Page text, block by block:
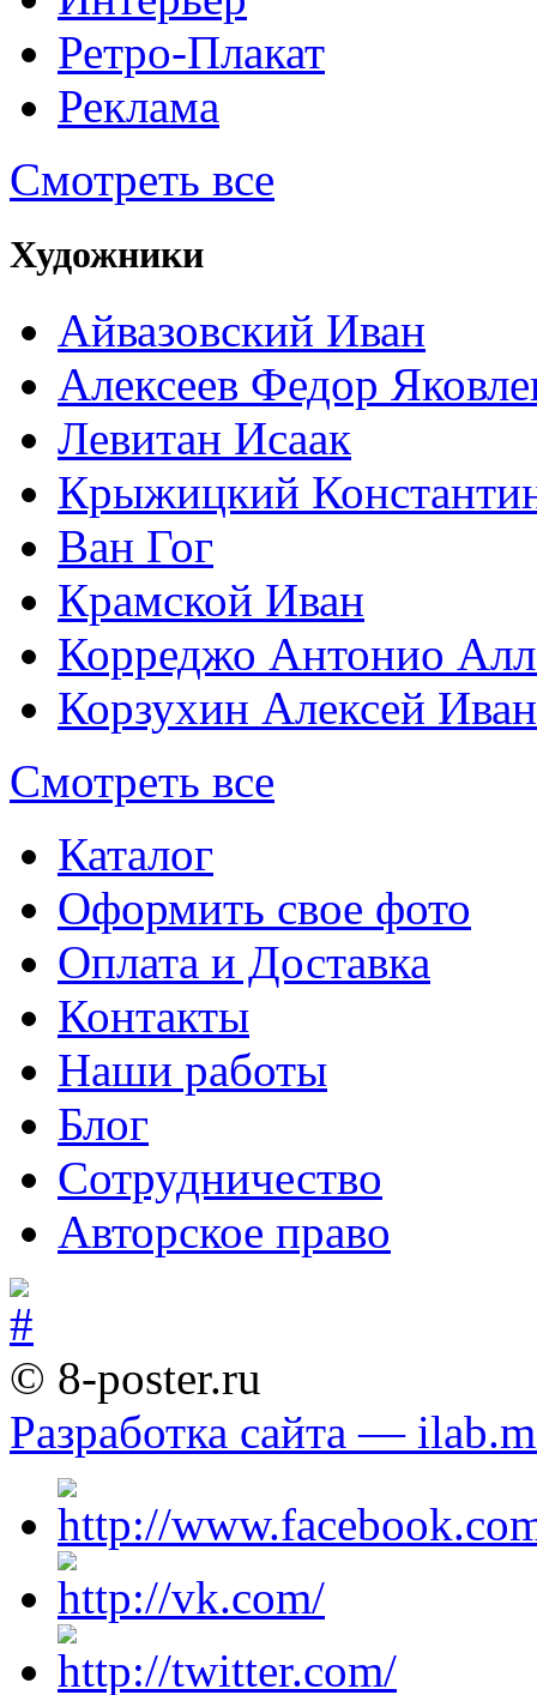
Ретро-Плакат
Реклама
Смотреть все
Художники
Айвазовский Иван
Алексеев Федор
Левитан Исаак
Крыжицкий
Ван Гог
Крамской Иван
Корреджо Антонио
Корзухин Алексей
Смотреть все
Каталог
Оформить свое фото
Оплата и Доставка
Контакты
Наши работы
Блог
Сотрудничество
Авторское право
© 8-poster.ru
Разработка сайта —